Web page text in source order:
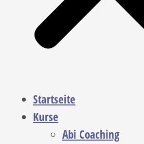
Startseite
Kurse
Abi Coaching